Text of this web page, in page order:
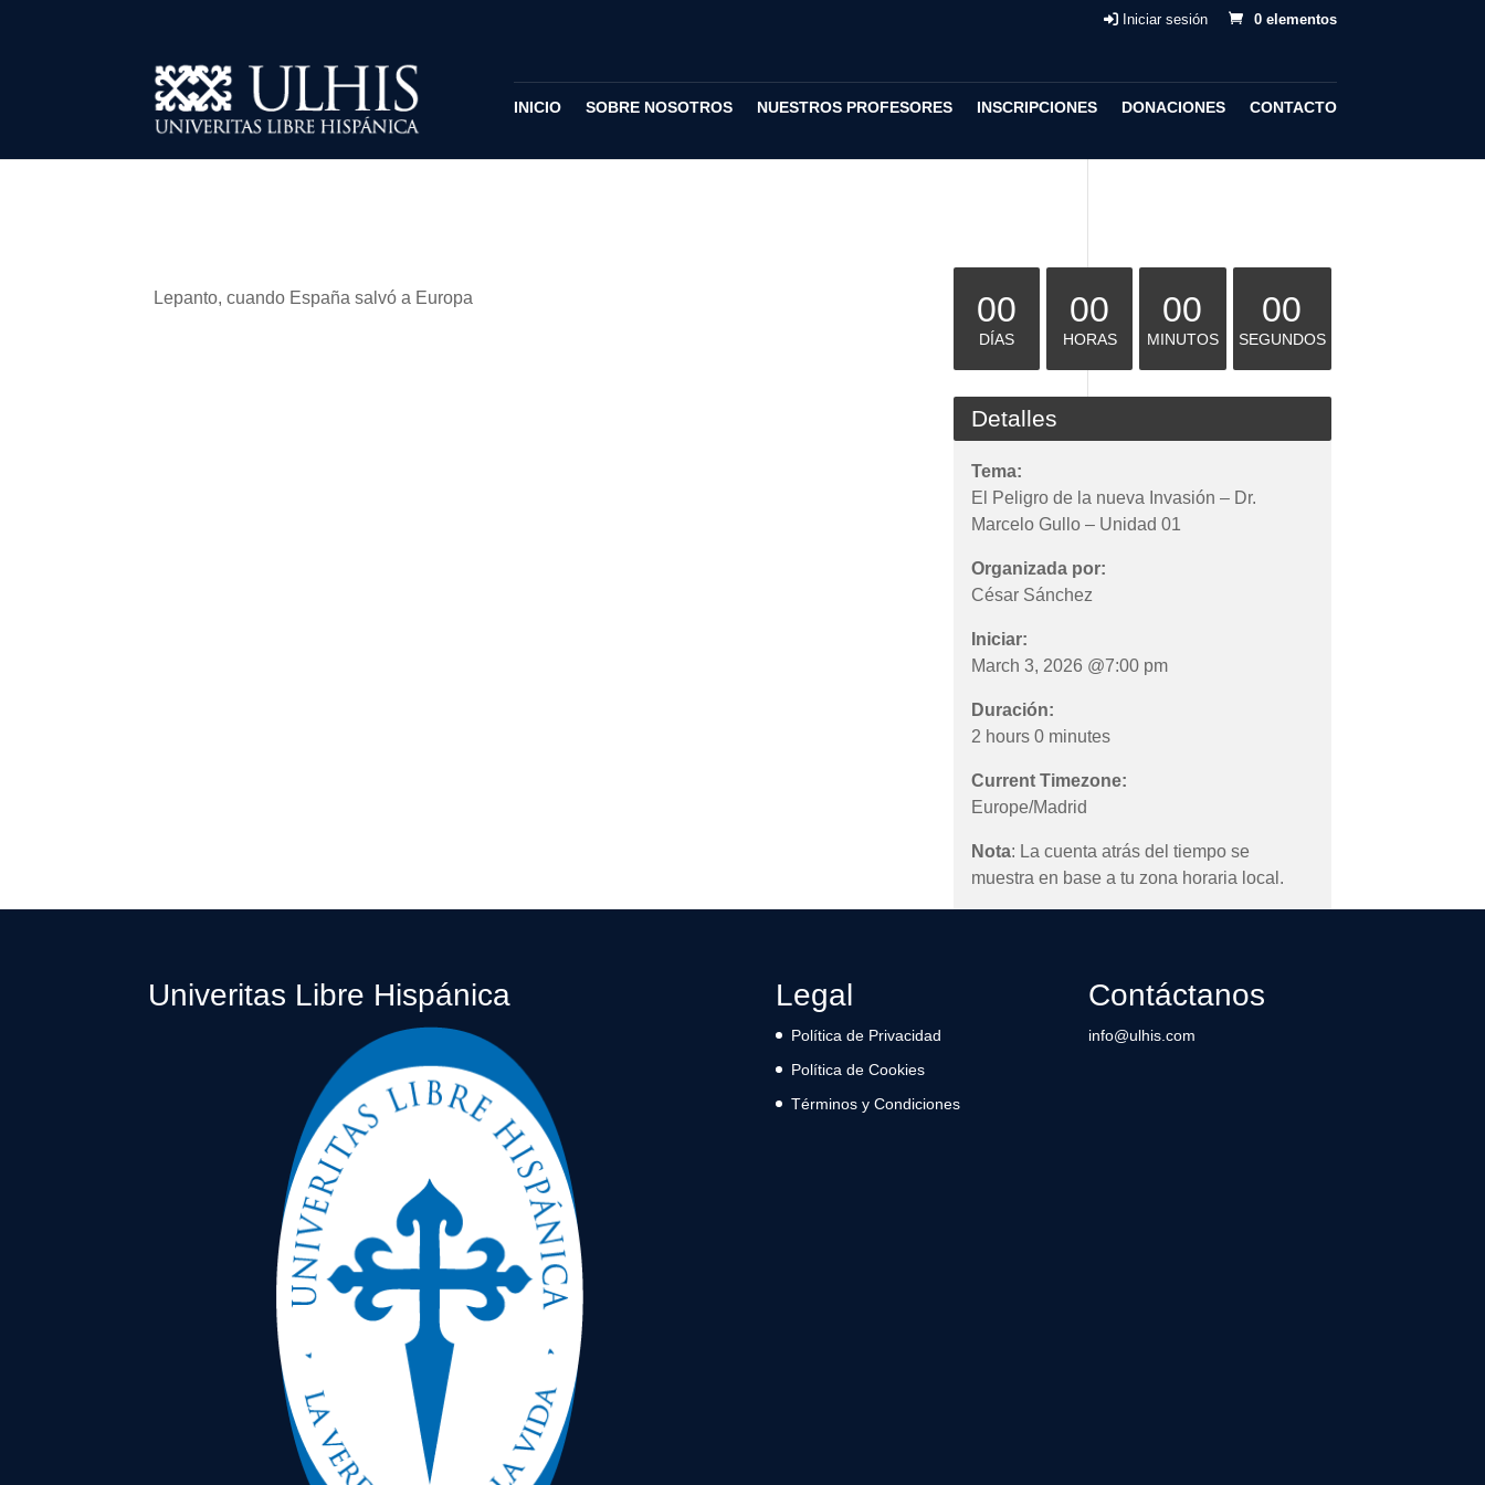
Iniciar sesión 0 elementos
INICIO SOBRE NOSOTROS NUESTROS PROFESORES INSCRIPCIONES DONACIONES CONTACTO
Lepanto, cuando España salvó a Europa 00
DÍAS
00
HORAS
00
MINUTOS
00
SEGUNDOS
Detalles
Tema:
El Peligro de la nueva Invasión – Dr.
Marcelo Gullo – Unidad 01
Organizada por:
César Sánchez
Iniciar:
March 3, 2026 @7:00 pm
Duración:
2 hours 0 minutes
Current Timezone:
Europe/Madrid
Nota: La cuenta atrás del tiempo se
muestra en base a tu zona horaria local.
Univeritas Libre Hispánica Legal
Política de Privacidad
Política de Cookies
Términos y Condiciones
Contáctanos
info@ulhis.com